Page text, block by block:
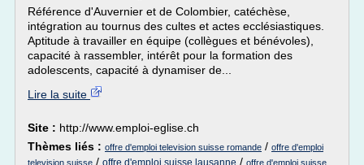
Référence d'Auvernier et de Colombier, catéchèse,
intégration au tournus des cultes et actes ecclésiastiques.
Aptitude à travailler en équipe (collègues et bénévoles),
capacité à rassembler, intérêt pour la formation des
adolescents, capacité à dynamiser de...
Lire la suite
Site : http://www.emploi-eglise.ch
Thèmes liés : offre d'emploi television suisse romande / offre d'emploi
television suisse / offre d'emploi suisse lausanne / offre d'emploi suisse